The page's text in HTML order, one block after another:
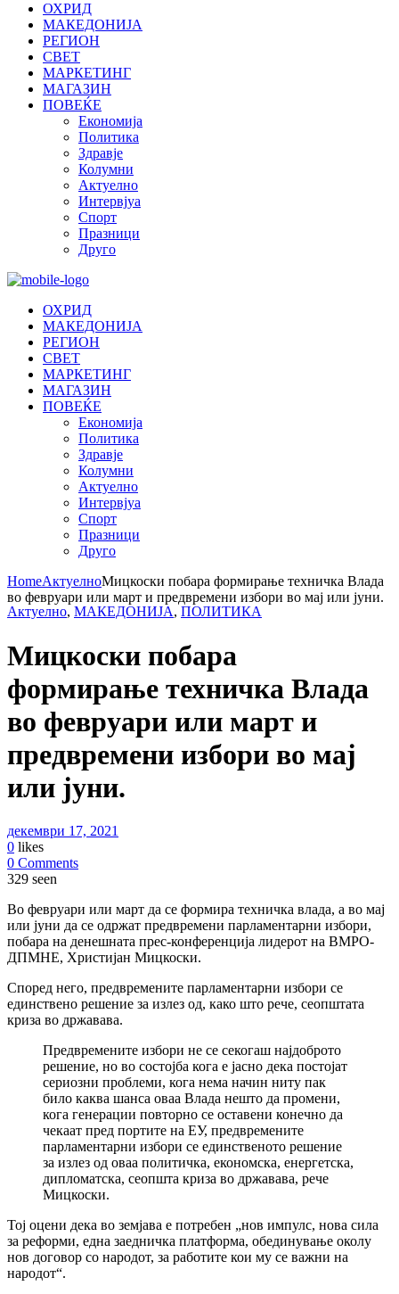
ОХРИД
МАКЕДОНИЈА
РЕГИОН
СВЕТ
МАРКЕТИНГ
МАГАЗИН
ПОВЕЌЕ
Економија
Политика
Здравје
Колумни
Актуелно
Интервјуа
Спорт
Празници
Друго
ОХРИД
МАКЕДОНИЈА
РЕГИОН
СВЕТ
МАРКЕТИНГ
МАГАЗИН
ПОВЕЌЕ
Економија
Политика
Здравје
Колумни
Актуелно
Интервјуа
Спорт
Празници
Друго
HomeАктуелноМицкоски побара формирање техничка Влада
во февруари или март и предвремени избори во мај или јуни.
Актуелно, МАКЕДОНИЈА, ПОЛИТИКА
Мицкоски побара
формирање техничка Влада
во февруари или март и
предвремени избори во мај
или јуни.
декември 17, 2021
0 likes
0 Comments
329 seen
Во февруари или март да се формира техничка влада, a во мај
или јуни да се одржат предвремени парламентарни избори,
побара на денешната прес-конференција лидерот на ВМРО-
ДПМНЕ, Христијан Мицкоски.
Според него, предвремените парламентарни избори се
единствено решение за излез од, како што рече, сеопштата
криза во државава.
Предвремените избори не се секогаш најдоброто
решение, но во состојба кога е јасно дека постојат
сериозни проблеми, кога нема начин ниту пак
било каква шанса оваа Влада нешто да промени,
кога генерации повторно се оставени конечно да
чекаат пред портите на ЕУ, предвремените
парламентарни избори се единственото решение
за излез од оваа политичка, економска, енергетска,
дипломатска, сеопшта криза во државава, рече
Мицкоски.
Тој оцени дека во земјава е потребен „нов импулс, нова сила
за реформи, една заедничка платформа, обединување околу
нов договор со народот, за работите кои му се важни на
народот“.